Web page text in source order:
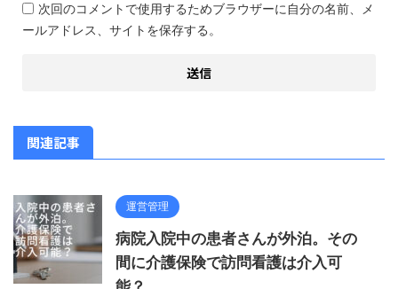
次回のコメントで使用するためブラウザーに自分の名前、メ
ールアドレス、サイトを保存する。
関連記事
運営管理
病院入院中の患者さんが外泊。その
間に介護保険で訪問看護は介入可